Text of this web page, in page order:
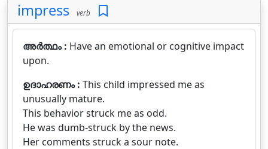
impress verb
അർത്ഥം : Have an emotional or cognitive impact
upon.
ഉദാഹരണം : This child impressed me as
unusually mature.
This behavior struck me as odd.
He was dumb-struck by the news.
Her comments struck a sour note.